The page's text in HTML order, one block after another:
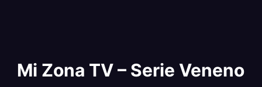
Mi Zona TV – Serie Veneno